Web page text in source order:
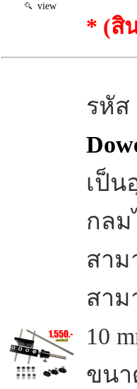
view
* (สิ
รหัส
เป็น
กลม
สาม
สาม
10
ขนา